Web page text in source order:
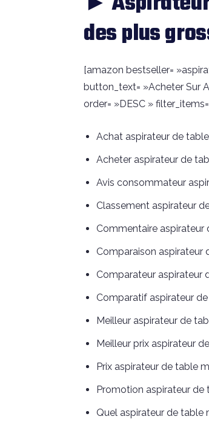
des plus
[amazon bestseller=
button_text= »Acheter Sur
order= »DESC »
Achat aspirateur de
Acheter aspirateur de
Avis consommateur
Classement aspirateur
Commentaire
Comparaison aspirateur
Comparateur aspirateur
Comparatif aspirateur
Meilleur aspirateur de
Meilleur prix aspirateur
Prix aspirateur de table
Promotion aspirateur
Quel aspirateur de table